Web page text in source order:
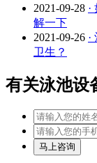
2021-09-28 ·
解一下
2021-09-26 ·
卫生？
有关泳池设